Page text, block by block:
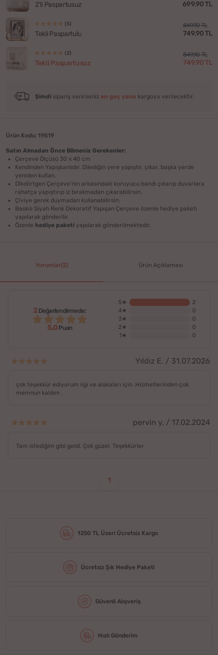
2'li Paspartusuz 699.90 TL
(5)
Tekli Paspartulu
849.90 TL
749.90 TL
(2)
Tekli Paspartusuz
849.90 TL
749.90 TL
Şimdi sipariş verirseniz en geç yarın kargoya verilecektir.
Ürün Kodu: 19519
Satın Almadan Önce Bilmeniz Gerekenler:
Çerçeve Ölçüsü 30 x 40 cm
Kendinden Yapışkanlıdır. Dilediğin yere yapıştır, çıkar, başka yerde
yeniden kullan.
Dikdörtgen Çerçeve'nin arkasındaki koruyucu bandı çıkarıp duvarlara
rahatça yapıştırıp iz bırakmadan çıkarabilirsin.
Çiviye gerek duymadan kullanabilirsin.
Baskılı Siyah Renk Dekoratif Yapışan Çerçeve özenle hediye paketi
yapılarak gönderilir.
Özenle hediye paketi yapılarak gönderilmektedir.
Yorumlar(2) Ürün Açıklaması
2Değerlendirmede:
5,0Puan
5★
2
4★
0
3★
0
2★
0
1★
0
Yıldız E. / 31.07.2026
çok teşekkür ediyorum ilgi ve alakaları için .Hizmetlerinden çok
memnun kaldım .
pervin y. / 17.02.2024
Tam istediğim gibi geldi. Çok güzel. Teşekkürler
1
1250 TL Üzeri Ücretsiz Kargo
Ücretsiz Şık Hediye Paketi
Güvenli Alışveriş
Hızlı Gönderim